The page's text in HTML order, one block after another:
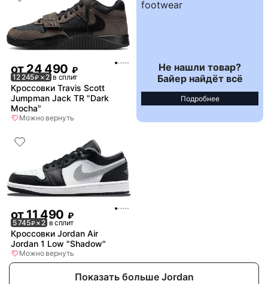
от24 490 ₽
12 245₽ × 2 в сплит
Кроссовки Travis Scott
Jumpman Jack TR "Dark
Mocha"
Можно вернуть
Не нашли товар?
Байер найдёт всё
Подробнее
от11 490 ₽
5 745₽× 2 в сплит
Кроссовки Jordan Air
Jordan 1 Low "Shadow"
Можно вернуть
Показать больше Jordan